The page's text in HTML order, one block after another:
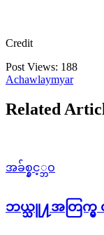
Credit
Post Views: 188
Achawlaymyar
Related
အခ်စ္နွင့္ဘဝ
ဘယ္သူ႔အတြက္မွ